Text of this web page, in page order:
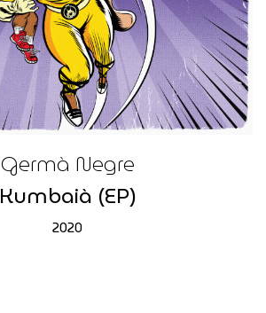
Germà Negre
Kumbaià (EP)
2020